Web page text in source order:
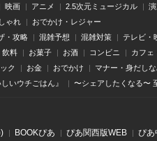
映画 アニメ 2.5次元ミュージカル 演
ゃれ おでかけ・レジャー
・攻略 混雑予想 混雑対策 テレビ・
飲料 お菓子 お酒 コンビニ カフェ
ク お金 おでかけ マナー・身だし
いウチごはん』 〜シェアしたくなる〜
BOOKぴあ ぴあ関⻄版WEB ぴあ